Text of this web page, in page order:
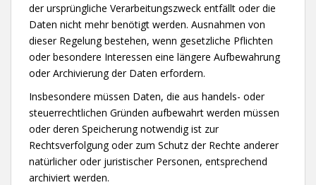
der ursprüngliche Verarbeitungszweck entfällt oder die
Daten nicht mehr benötigt werden. Ausnahmen von
dieser Regelung bestehen, wenn gesetzliche Pflichten
oder besondere Interessen eine längere Aufbewahrung
oder Archivierung der Daten erfordern.
Insbesondere müssen Daten, die aus handels- oder
steuerrechtlichen Gründen aufbewahrt werden müssen
oder deren Speicherung notwendig ist zur
Rechtsverfolgung oder zum Schutz der Rechte anderer
natürlicher oder juristischer Personen, entsprechend
archiviert werden.